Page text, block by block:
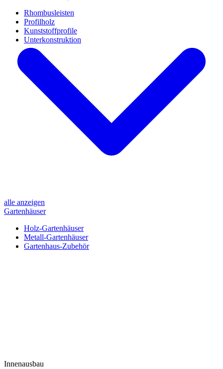
alle anzeigen
Gartenhäuser
Holz-Gartenhäuser
Metall-Gartenhäuser
Gartenhaus-Zubehör
Rhombusleisten
Profilholz
Kunststoffprofile
Unterkonstruktion
Innenausbau